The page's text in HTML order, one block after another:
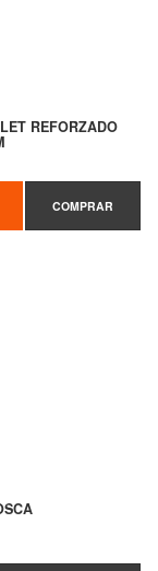
REFORZADO
COMPRAR